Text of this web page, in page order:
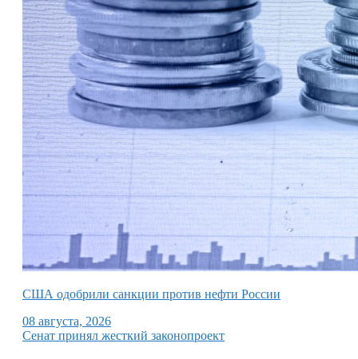
США одобрили санкции против нефти России
08 августа, 2026
Сенат принял жесткий законопроект